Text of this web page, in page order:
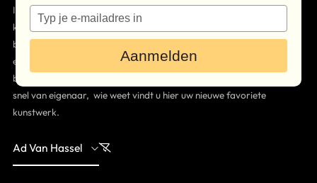
Outlet
Bezoek de galerie
Inkoop
Verhuur
Nieuws & agenda
In onze Outlet Kunst Collectie in Breda vindt u pre‑owned
kunstwerken die via inruil of particuliere verkoop bij Très Art zijn
binnengekomen. Elk stuk is grondig gecontroleerd op authenticiteit
en conditie, zodat u met een gerust hart kunt genieten van
betaalbare kwaliteit. De oplages zijn beperkt en werken wisselen
snel van eigenaar, wie weet vindt u hier uw nieuwe favoriete
kunstwerk.
Ad Van Hassel
naam
Typ
je
e-
in
Aanmelden